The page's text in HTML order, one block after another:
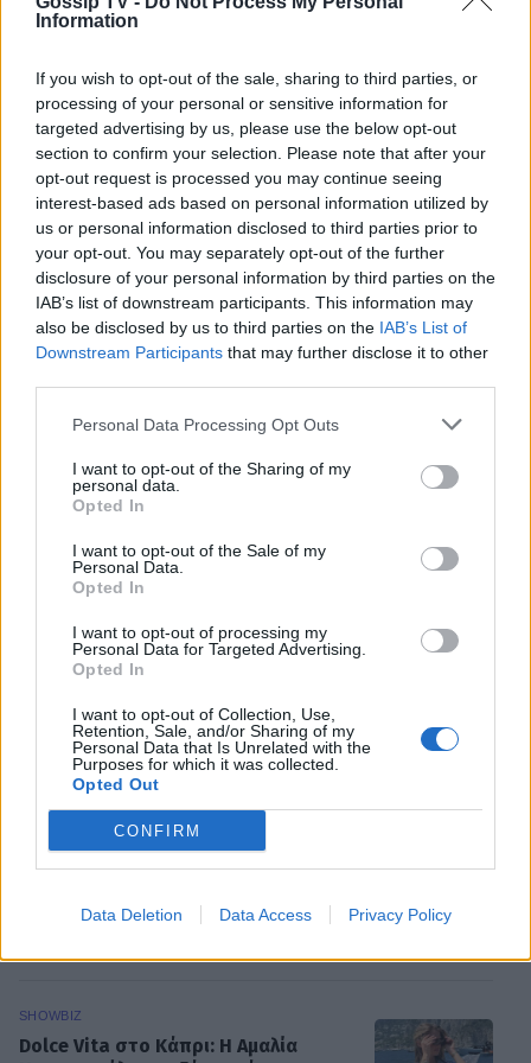
Information
If you wish to opt-out of the sale, sharing to third parties, or
processing of your personal or sensitive information for
targeted advertising by us, please use the below opt-out
section to confirm your selection. Please note that after your
opt-out request is processed you may continue seeing
interest-based ads based on personal information utilized by
us or personal information disclosed to third parties prior to
your opt-out. You may separately opt-out of the further
disclosure of your personal information by third parties on the
IAB’s list of downstream participants. This information may
also be disclosed by us to third parties on the IAB’s List of
Downstream Participants that may further disclose it to other
Personal Data Processing Opt Outs
I want to opt-out of the Sharing of my
personal data.
Opted In
I want to opt-out of the Sale of my
Personal Data.
Opted In
I want to opt-out of processing my
Personal Data for Targeted Advertising.
Opted In
I want to opt-out of Collection, Use,
Retention, Sale, and/or Sharing of my
Personal Data that Is Unrelated with the
Purposes for which it was collected.
Opted Out
CONFIRM
Data Deletion Data Access Privacy Policy
Διάρκεια: 120 λεπτά (με διάλειμμα)
Αλέξανδρος Μαρτίδης Δήμητρα Κολλά
Παιχνίδι από παντού στη Novibet με
το νέο Mobile App
ΡΟΗ ΕΙΔΗΣΕΩΝ
Σταματίνα Τσιμτσιλή: «Πρέπει να
ψάχνουν οι τηλεθεατές»
επεισόδια και guest εμφανίσεις!
Ποιους θα δούμε στα πρώτα
επεισόδια
Hailey Bieber: Τέλος το Pilates – Η
γλουτούς
SHOWBIZ
Dolce Vita στο Κάπρι: Η Αμαλία